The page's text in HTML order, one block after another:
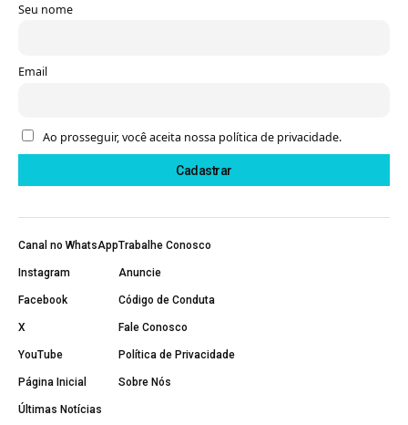
Seu nome
Email
Ao prosseguir, você aceita nossa política de privacidade.
Canal no WhatsApp
Instagram
Facebook
X
YouTube
Página Inicial
Últimas Notícias
Trabalhe Conosco
Anuncie
Código de Conduta
Fale Conosco
Política de Privacidade
Sobre Nós